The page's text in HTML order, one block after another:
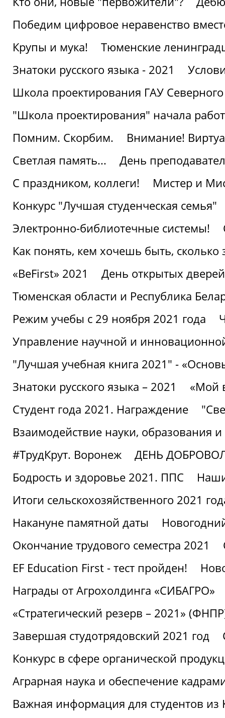
Победим цифровое неравенство
Крупы и мука!
Тюменские
Знатоки русского языка - 2021
Школа проектирования ГАУ
"Школа проектирования" начала
Помним. Скорбим.
Внимание!
Светлая память...
День
С праздником, коллеги!
Мистер и
Конкурс "Лучшая студенческая семья"
Электронно-библиотечные системы!
Как понять, кем хочешь быть, сколько
«BeFirst» 2021
День открытых
Тюменская области и Республика
Режим учебы с 29 ноября 2021 года
Управление научной и
"Лучшая учебная книга 2021" -
Знатоки русского языка – 2021
«Мой
Студент года 2021. Награждение
Взаимодействие науки, образования и
#ТрудКрут. Воронеж
ДЕНЬ
Бодрость и здоровье 2021. ППС
Итоги сельскохозяйственного 2021
Накануне памятной даты
Окончание трудового семестра 2021
EF Education First - тест пройден!
Награды от Агрохолдинга «СИБАГРО»
«Стратегический резерв – 2021»
Завершая студотрядовский 2021 год
Конкурс в сфере органической
Аграрная наука и обеспечение
Важная информация для студентов из